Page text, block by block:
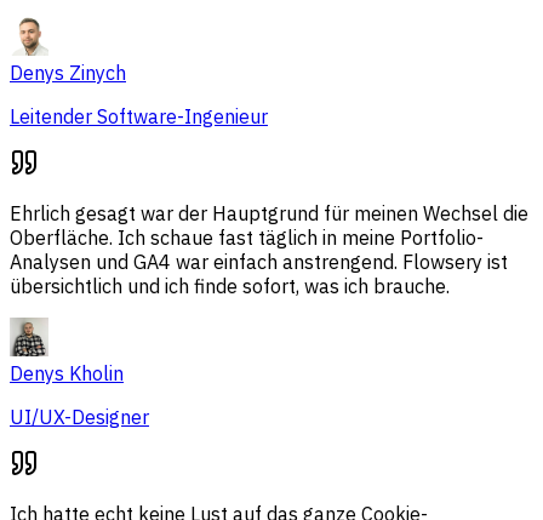
Denys Zinych
Leitender Software-Ingenieur
Ehrlich gesagt war der Hauptgrund für meinen Wechsel die
Oberfläche. Ich schaue fast täglich in meine Portfolio-
Analysen und GA4 war einfach anstrengend. Flowsery ist
übersichtlich und ich finde sofort, was ich brauche.
Denys Kholin
UI/UX-Designer
Ich hatte echt keine Lust auf das ganze Cookie-